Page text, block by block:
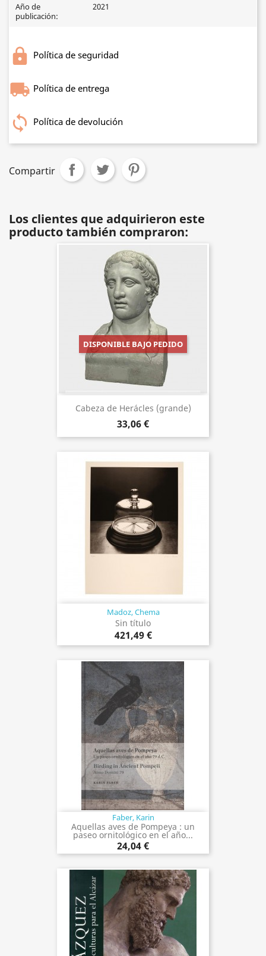
Año de
publicación:
2021
Política de seguridad
Política de entrega
Política de devolución
Compartir
Los clientes que adquirieron este
producto también compraron:
Cabeza de Herácles (grande)
33,06 €
DISPONIBLE BAJO PEDIDO
Madoz, Chema
Sin título
421,49 €
Faber, Karin
Aquellas aves de Pompeya : un
paseo ornitológico en el año...
24,04 €